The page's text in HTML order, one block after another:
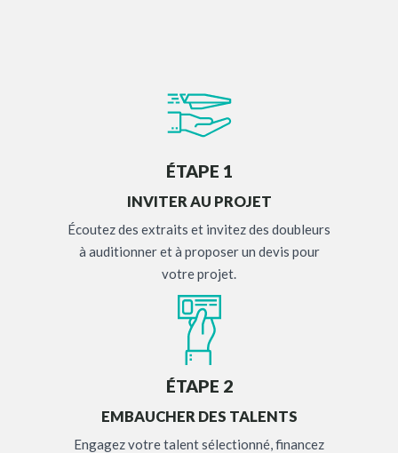
ÉTAPE 1
INVITER AU PROJET
Écoutez des extraits et invitez des doubleurs
à auditionner et à proposer un devis pour
votre projet.
ÉTAPE 2
EMBAUCHER DES TALENTS
Engagez votre talent sélectionné, financez